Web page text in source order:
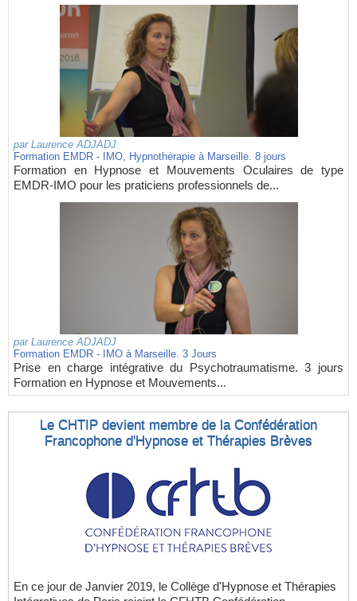
par Laurence ADJADJ
Formation EMDR - IMO, Hypnothérapie à Marseille. 8 jours
Formation en Hypnose et Mouvements Oculaires de type
EMDR-IMO pour les praticiens professionnels de...
par Laurence ADJADJ
Formation EMDR - IMO à Marseille. 3 Jours
Prise en charge intégrative du Psychotraumatisme. 3 jours
Formation en Hypnose et Mouvements...
Le CHTIP devient membre de la Confédération
Francophone d'Hypnose et Thérapies Brèves
En ce jour de Janvier 2019, le Collège d'Hypnose et Thérapies